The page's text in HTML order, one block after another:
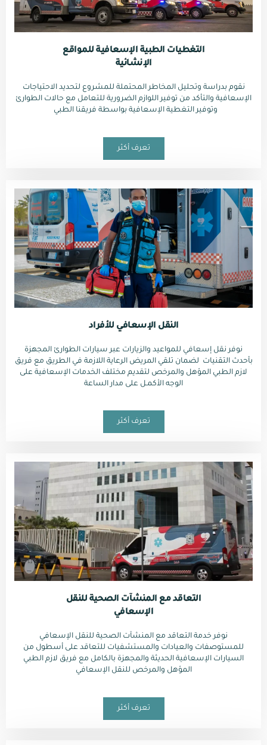
التغطيات الطبية الإسعافية للمواقع
الإنشائية
نقوم بدراسة وتحليل المخاطر المحتملة للمشروع لتحديد الاحتياجات
الإسعافية والتأكد من توفير اللوازم الضرورية للتعامل مع حالات الطوارئ
وتوفير التغطية الإسعافية بواسطة فريقنا الطبي
تعرف أكثر
التعاقد مع المنشآت الصحية للنقل
الإسعافي
نوفر خدمة التعاقد مع المنشآت الصحية للنقل الإسعافي
للمستوصفات والعيادات والمستشفيات للتعاقد على أسطول من
السيارات الإسعافية الحديثة والمجهزة بالكامل مع فريق لازم الطبي
المؤهل والمرخص للنقل الإسعافي
تعرف أكثر
النقل الإسعافي للأفراد
نوفر نقل إسعافي للمواعيد والزيارات عبر سيارات الطوارئ المجهزة
بأحدث التقنيات لضمان تلقي المريض الرعاية اللازمة في الطريق مع فريق
لازم الطبي المؤهل والمرخص لتقديم مختلف الخدمات الإسعافية على
الوجه الأكمـل على مدار الساعة
تعرف أكثر